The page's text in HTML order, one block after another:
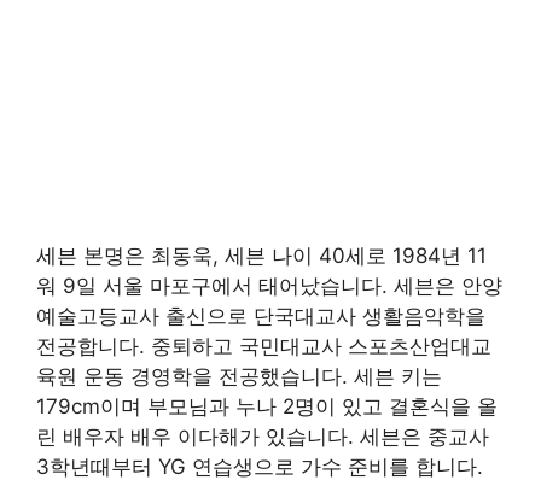
세븐 본명은 최동욱, 세븐 나이 40세로 1984년 11
워 9일 서울 마포구에서 태어났습니다. 세븐은 안양
예술고등교사 출신으로 단국대교사 생활음악학을
전공합니다. 중퇴하고 국민대교사 스포츠산업대교
육원 운동 경영학을 전공했습니다. 세븐 키는
179cm이며 부모님과 누나 2명이 있고 결혼식을 올
린 배우자 배우 이다해가 있습니다. 세븐은 중교사
3학년때부터 YG 연습생으로 가수 준비를 합니다.